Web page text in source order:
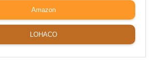
Amazon
LOHACO